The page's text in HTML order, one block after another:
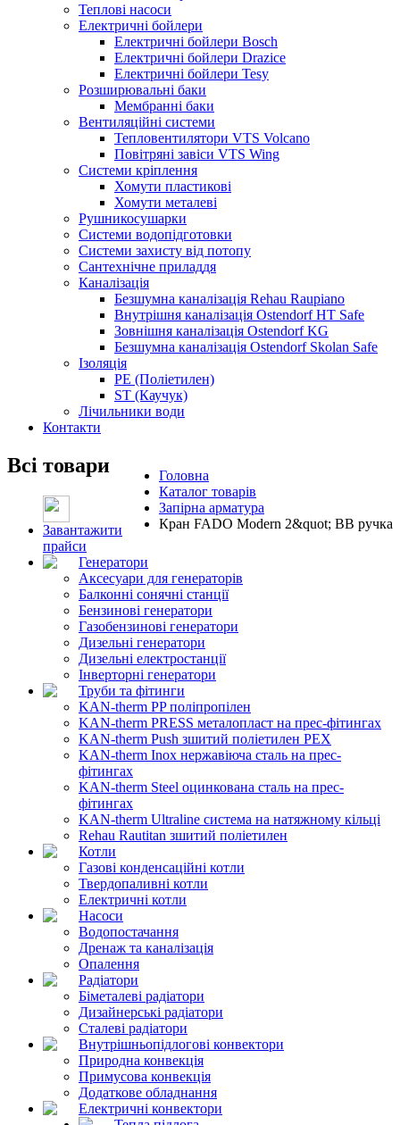
Теплові насоси
Електричні бойлери
Електричні бойлери Bosch
Електричні бойлери Drazice
Електричні бойлери Tesy
Розширювальні баки
Мембранні баки
Вентиляційні системи
Тепловентилятори VTS Volcano
Повітряні завіси VTS Wing
Системи кріплення
Хомути пластикові
Хомути металеві
Рушникосушарки
Системи водопідготовки
Системи захисту від потопу
Сантехнічне приладдя
Каналізація
Безшумна каналізація Rehau Raupiano
Внутрішня каналізація Ostendorf HT Safe
Зовнішня каналізація Ostendorf KG
Безшумна каналізація Ostendorf Skolan Safe
Ізоляція
PE (Поліетилен)
ST (Каучук)
Лічильники води
Контакти
Головна
Каталог товарів
Запірна арматура
Кран FADO Modern 2&quot; ВВ ручка
Всі товари
Завантажити
прайси
Генератори
Аксесуари для генераторів
Балконні сонячні станції
Бензинові генератори
Газобензинові генератори
Дизельні генератори
Дизельні електростанції
Інверторні генератори
Труби та фітинги
KAN-therm PP поліпропілен
KAN-therm PRESS металопласт на прес-фітингах
KAN-therm Push зшитий поліетилен PEX
KAN-therm Inox нержавіюча сталь на прес-
фітингах
KAN-therm Steel оцинкована сталь на прес-
фітингах
KAN-therm Ultraline система на натяжному кільці
Rehau Rautitan зшитий поліетилен
Котли
Газові конденсаційні котли
Твердопаливні котли
Електричні котли
Насоси
Водопостачання
Дренаж та каналізація
Опалення
Радіатори
Біметалеві радіатори
Дизайнерські радіатори
Сталеві радіатори
Внутрішньопідлогові конвектори
Природна конвекція
Примусова конвекція
Додаткове обладнання
Електричні конвектори